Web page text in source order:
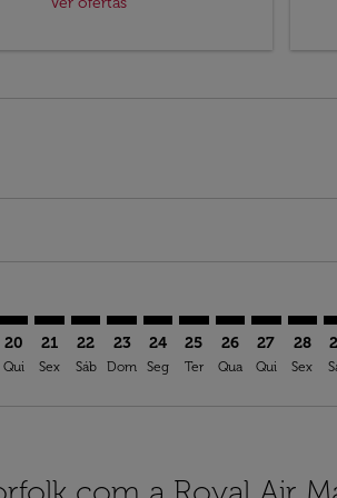
20
Qui
SFO–ORF: cmp-view-offers-
21
Sex
SFO–ORF: cmp-view-offers-
22
Sáb
SFO–ORF: cmp-view-
23
Dom
SFO–ORF: cmp-view-
24
Seg
SFO–ORF: cmp-
25
Ter
SFO–ORF:
26
Qua
27
Qui
28
Sex